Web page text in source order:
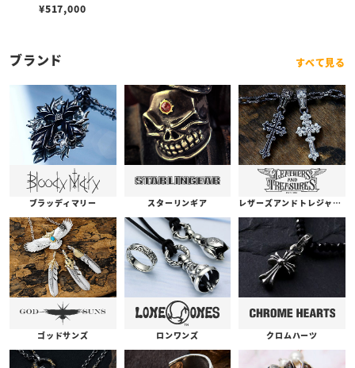
アックス＆Sギアロゴ/ウッ
¥517,000
ブランド すべて見る
ブラッディマリー スターリンギア レザーズアンドトレジャーズ
ゴッドサンズ ロンワンズ クロムハーツ